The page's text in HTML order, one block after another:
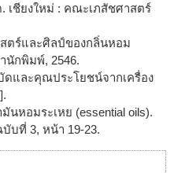
เชียงใหม่ : คณะเภสัชศาสตร์
สตร์และศิลป์ของกลิ่นหอม
นักพิมพ์, 2546.
และคุณประโยชน์จากเครื่อง
หอมระเหย (essential oils).
บที่ 3, หน้า 19-23.